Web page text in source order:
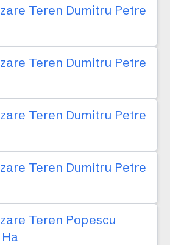
Teren Dumitru Petre
Teren Dumitru Petre
Teren Dumitru Petre
Teren Dumitru Petre
Teren Popescu